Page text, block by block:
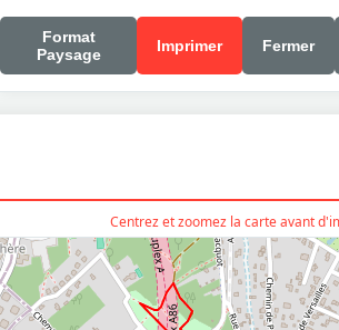
Format
Paysage
Imprimer Fermer
Centrez et zoomez la carte avant